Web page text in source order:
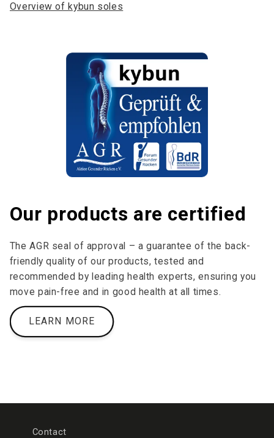
Overview of kybun soles
Our products are certified
The AGR seal of approval – a guarantee of the back-
friendly quality of our products, tested and
recommended by leading health experts, ensuring you
move pain-free and in good health at all times.
LEARN MORE
Contact